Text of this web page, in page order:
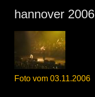
hannover 2006
Foto vom 03.11.2006